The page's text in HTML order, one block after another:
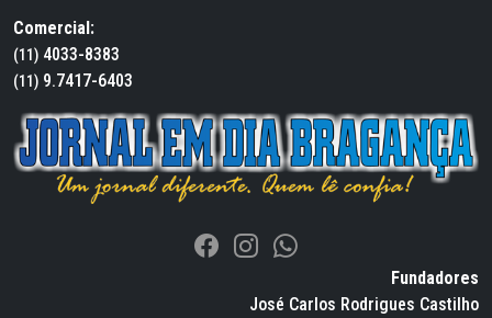
Comercial:
(11) 4033-8383
(11) 9.7417-6403
Fundadores
José Carlos Rodrigues Castilho